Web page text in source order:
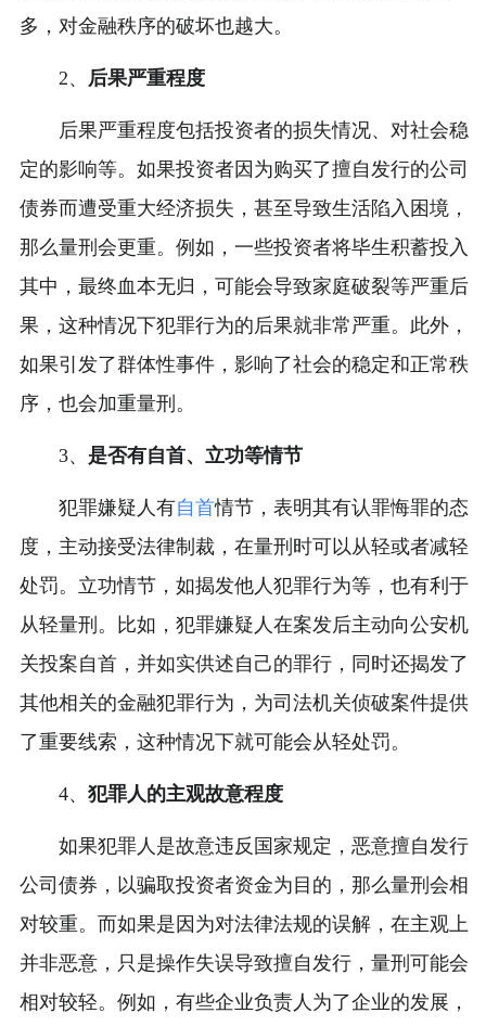
多，对金融秩序的破坏也越大。
2、 后果严重程度
后果严重程度包括投资者的损失情况、对社会稳
定的影响等。如果投资者因为购买了擅自发行的公司
债券而遭受重大经济损失，甚至导致生活陷入困境，
那么量刑会更重。例如，一些投资者将毕生积蓄投入
其中，最终血本无归，可能会导致家庭破裂等严重后
果，这种情况下犯罪行为的后果就非常严重。此外，
如果引发了群体性事件，影响了社会的稳定和正常秩
序，也会加重量刑。
3、 是否有自首、立功等情节
犯罪嫌疑人有自首情节，表明其有认罪悔罪的态
度，主动接受法律制裁，在量刑时可以从轻或者减轻
处罚。立功情节，如揭发他人犯罪行为等，也有利于
从轻量刑。比如，犯罪嫌疑人在案发后主动向公安机
关投案自首，并如实供述自己的罪行，同时还揭发了
其他相关的金融犯罪行为，为司法机关侦破案件提供
了重要线索，这种情况下就可能会从轻处罚。
4、 犯罪人的主观故意程度
如果犯罪人是故意违反国家规定，恶意擅自发行
公司债券，以骗取投资者资金为目的，那么量刑会相
对较重。而如果是因为对法律法规的误解，在主观上
并非恶意，只是操作失误导致擅自发行，量刑可能会
相对较轻。例如，有些企业负责人为了企业的发展，